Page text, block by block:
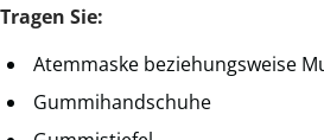
Tragen Sie:
Atemmaske beziehungsweise
Gummihandschuhe